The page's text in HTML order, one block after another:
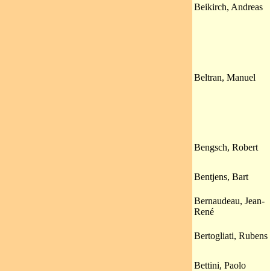
Beikirch, Andreas
Beltran, Manuel
Bengsch, Robert
Bentjens, Bart
Bernaudeau, Jean-
René
Bertogliati, Rubens
Bettini, Paolo